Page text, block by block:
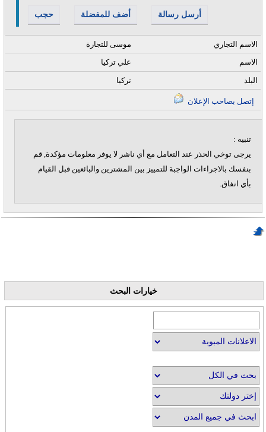
حجب أضف للمفضلة أرسل رسالة
موسى للتجارة
الاسم التجاري
علي تركيا
الاسم
تركيا البلد
تنبيه :
يرجى توخي الحذر عند التعامل مع أي ناشر لا يوفر معلومات مؤكدة, قم
بنفسك بالاجراءات الواجبة للتمييز بين المشترين والبائعين قبل القيام
بأي اتفاق.
خيارات البحث